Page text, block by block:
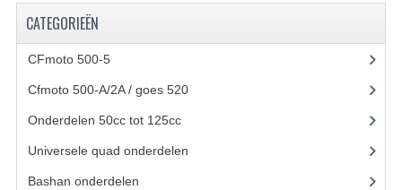
UITLAAT SYSTEEM
CATEGORIEËN
CFmoto 500-5(5)
Cfmoto 500-A/2A / goes 520(347)
Onderdelen 50cc tot 125cc(49)
Universele quad onderdelen
Bashan onderdelen